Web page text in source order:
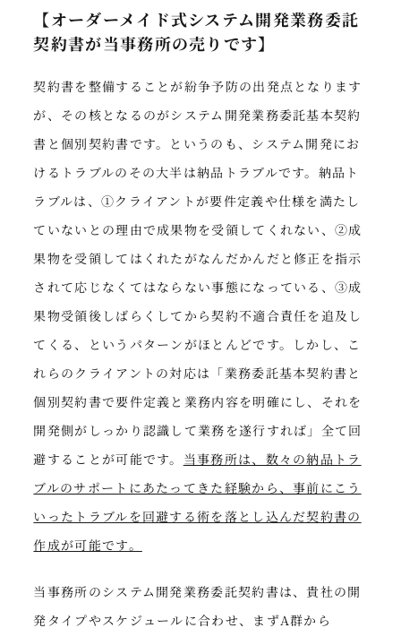
【オーダーメイド式システム開発業務委託
契約書が当事務所の売りです】
契約書を整備することが紛争予防の出発点となります
が、その核となるのがシステム開発業務委託基本契約
書と個別契約書です。というのも、システム開発にお
けるトラブルのその大半は納品トラブルです。納品ト
ラブルは、①クライアントが要件定義や仕様を満たし
ていないとの理由で成果物を受領してくれない、②成
果物を受領してはくれたがなんだかんだと修正を指示
されて応じなくてはならない事態になっている、③成
果物受領後しばらくしてから契約不適合責任を追及し
てくる、というパターンがほとんどです。しかし、こ
れらのクライアントの対応は「業務委託基本契約書と
個別契約書で要件定義と業務内容を明確にし、それを
開発側がしっかり認識して業務を遂行すれば」全て回
避することが可能です。 当事務所は、数々の納品トラ
ブルのサポートにあたってきた経験から、事前にこう
いったトラブルを回避する術を落とし込んだ契約書の
作成が可能です。
当事務所のシステム開発業務委託契約書は、貴社の開
発タイプやスケジュールに合わせ、まずA群から